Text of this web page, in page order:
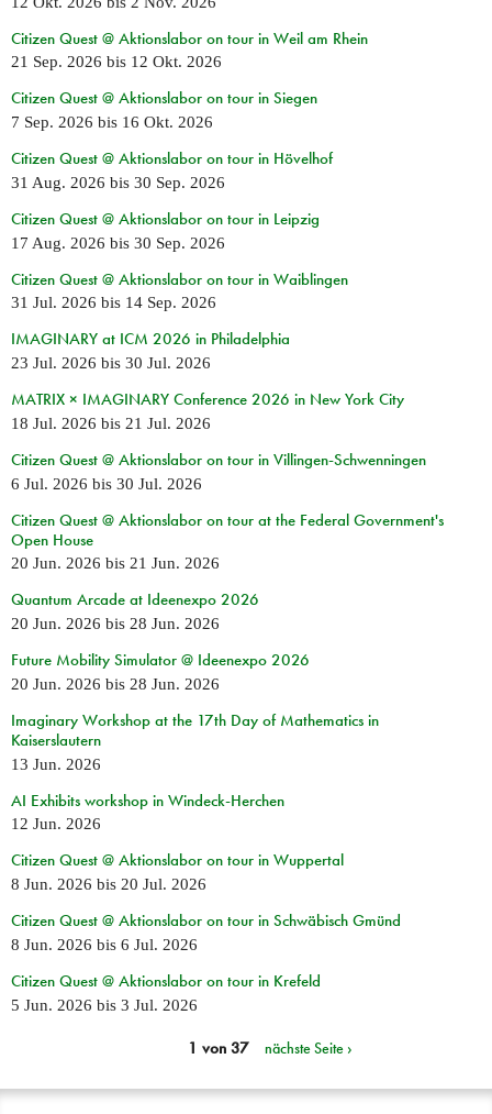
Citizen Quest @ Aktionslabor on tour in Weil am Rhein
21 Sep. 2026 bis 12 Okt. 2026
Citizen Quest @ Aktionslabor on tour in Siegen
7 Sep. 2026 bis 16 Okt. 2026
Citizen Quest @ Aktionslabor on tour in Hövelhof
31 Aug. 2026 bis 30 Sep. 2026
Citizen Quest @ Aktionslabor on tour in Leipzig
17 Aug. 2026 bis 30 Sep. 2026
Citizen Quest @ Aktionslabor on tour in Waiblingen
31 Jul. 2026 bis 14 Sep. 2026
IMAGINARY at ICM 2026 in Philadelphia
23 Jul. 2026 bis 30 Jul. 2026
MATRIX × IMAGINARY Conference 2026 in New York City
18 Jul. 2026 bis 21 Jul. 2026
Citizen Quest @ Aktionslabor on tour in Villingen-Schwenningen
6 Jul. 2026 bis 30 Jul. 2026
Citizen Quest @ Aktionslabor on tour at the Federal Government's
Open House
20 Jun. 2026 bis 21 Jun. 2026
Quantum Arcade at Ideenexpo 2026
20 Jun. 2026 bis 28 Jun. 2026
Future Mobility Simulator @ Ideenexpo 2026
20 Jun. 2026 bis 28 Jun. 2026
Imaginary Workshop at the 17th Day of Mathematics in
Kaiserslautern
13 Jun. 2026
AI Exhibits workshop in Windeck-Herchen
12 Jun. 2026
Citizen Quest @ Aktionslabor on tour in Wuppertal
8 Jun. 2026 bis 20 Jul. 2026
Citizen Quest @ Aktionslabor on tour in Schwäbisch Gmünd
8 Jun. 2026 bis 6 Jul. 2026
Citizen Quest @ Aktionslabor on tour in Krefeld
5 Jun. 2026 bis 3 Jul. 2026
1 von 37 nächste Seite ›